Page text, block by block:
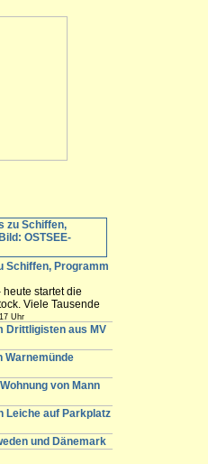
Schiffen, Programm
startet die
Viele Tausende
Tagen erwartet und
in der
Uhr
Drittligisten aus MV
Warnemünde
von Mann
Leiche auf Parkplatz
und Dänemark